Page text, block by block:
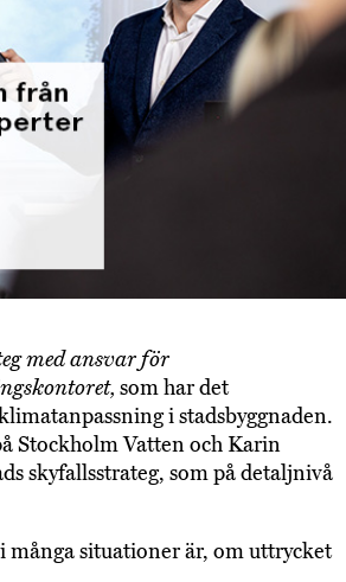
med ansvar för
som har det
i stadsbyggnaden.
Stockholm Vatten och Karin
skyfallsstrateg, som på detaljnivå
många situationer är, om uttrycket